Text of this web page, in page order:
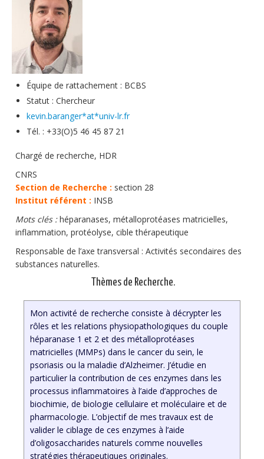
Soutien technique
Données
Emplois/Stages/Formations
Science pour tou·te·s
Actualités
Équipe de rattachement : BCBS
Statut : Chercheur
kevin.baranger*at*univ-lr.fr
Tél. : +33(O)5 46 45 87 21
Chargé de recherche, HDR
CNRS
Section de Recherche : section 28
Institut référent : INSB
Mots clés :héparanases, métalloprotéases matricielles,
inflammation, protéolyse, cible thérapeutique
Responsable de l’axe transversal : Activités secondaires des
substances naturelles.
Thèmes de Recherche.
Mon activité de recherche consiste à décrypter les
rôles et les relations physiopathologiques du couple
héparanase 1 et 2 et des métalloprotéases
matricielles (MMPs) dans le cancer du sein, le
psoriasis ou la maladie d’Alzheimer. J’étudie en
particulier la contribution de ces enzymes dans les
processus inflammatoires à l’aide d’approches de
biochimie, de biologie cellulaire et moléculaire et de
pharmacologie. L’objectif de mes travaux est de
valider le ciblage de ces enzymes à l’aide
d’oligosaccharides naturels comme nouvelles
stratégies thérapeutiques originales.